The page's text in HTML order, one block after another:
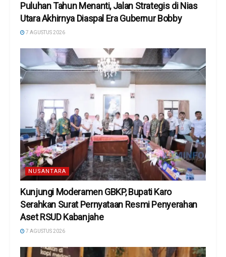
Puluhan Tahun Menanti, Jalan Strategis di Nias
Utara Akhirnya Diaspal Era Gubernur Bobby
7 AGUSTUS 2026
NUSANTARA
Kunjungi Moderamen GBKP, Bupati Karo
Serahkan Surat Pernyataan Resmi Penyerahan
Aset RSUD Kabanjahe
7 AGUSTUS 2026